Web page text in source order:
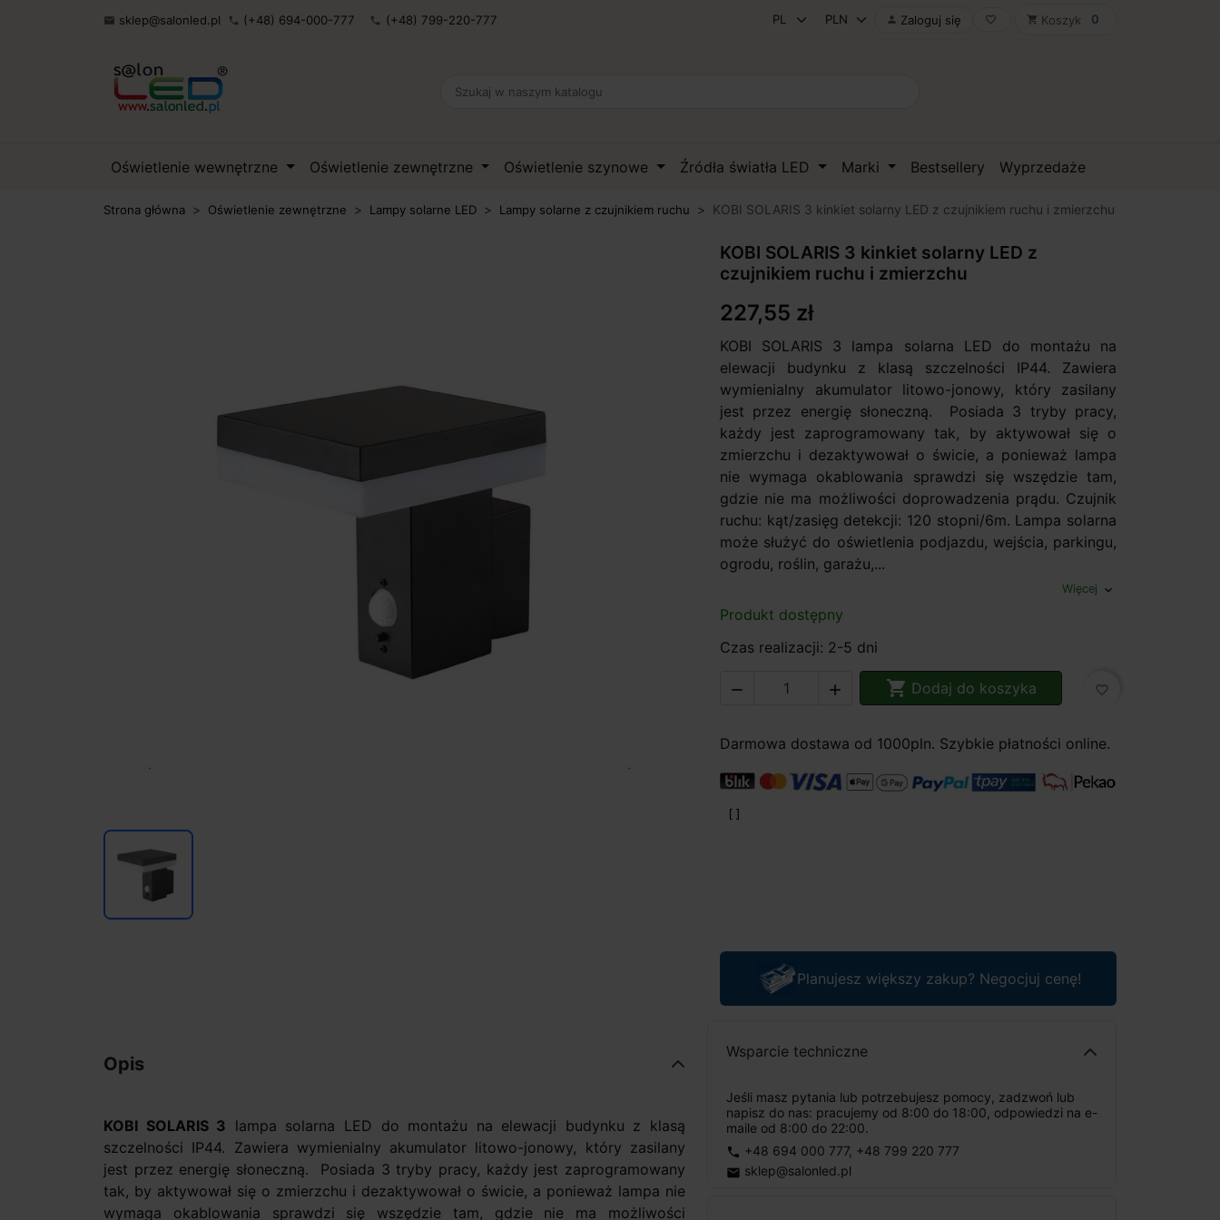
 sklep@salonled.pl phone (+48) 694-000-777 phone (+48) 799-220-777  Zaloguj się favorite_border shopping_cart Koszyk 0
Oświetlenie wewnętrzne Oświetlenie zewnętrzne Oświetlenie szynowe Źródła światła LED Marki Bestsellery Wyprzedaże
Strona główna Oświetlenie zewnętrzne Lampy solarne LED Lampy solarne z czujnikiem ruchu KOBI SOLARIS 3 kinkiet solarny LED z czujnikiem ruchu i zmierzchu
KOBI SOLARIS 3 kinkiet solarny LED z
czujnikiem ruchu i zmierzchu
227,55 zł
KOBI SOLARIS 3 lampa solarna LED do montażu na
elewacji budynku z klasą szczelności IP44. Zawiera
wymienialny akumulator litowo-jonowy, który zasilany
jest przez energię słoneczną. Posiada 3 tryby pracy,
każdy jest zaprogramowany tak, by aktywował się o
zmierzchu i dezaktywował o świcie, a ponieważ lampa
nie wymaga okablowania sprawdzi się wszędzie tam,
gdzie nie ma możliwości doprowadzenia prądu. Czujnik
ruchu: kąt/zasięg detekcji: 120 stopni/6m. Lampa solarna
może służyć do oświetlenia podjazdu, wejścia, parkingu,
ogrodu, roślin, garażu,...
Więcej expand_more
Produkt dostępny
Czas realizacji: 2-5 dni
   Dodaj do koszyka favorite_border
Darmowa dostawa od 1000pln. Szybkie płatności online.
Planujesz większy zakup? Negocjuj cenę!
Wsparcie techniczne
Jeśli masz pytania lub potrzebujesz pomocy, zadzwoń lub
napisz do nas: pracujemy od 8:00 do 18:00, odpowiedzi na e-
maile od 8:00 do 22:00.
phone +48 694 000 777, +48 799 220 777
email sklep@salonled.pl
Opis
KOBI SOLARIS 3 lampa solarna LED do montażu na elewacji budynku z klasą
szczelności IP44. Zawiera wymienialny akumulator litowo-jonowy, który zasilany
jest przez energię słoneczną. Posiada 3 tryby pracy, każdy jest zaprogramowany
tak, by aktywował się o zmierzchu i dezaktywował o świcie, a ponieważ lampa nie
wymaga okablowania sprawdzi się wszędzie tam, gdzie nie ma możliwości